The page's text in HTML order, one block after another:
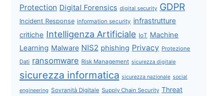
Protection Digital Forensics digital security GDPR
Incident Response information security infrastrutture
critiche Intelligenza Artificiale IoT Machine
Learning Malware NIS2 phishing Privacy Protezione
Dati ransomware Risk Management sicurezza digitale
sicurezza informatica sicurezza nazionale social
engineering Sovranità Digitale Supply Chain Security Threat